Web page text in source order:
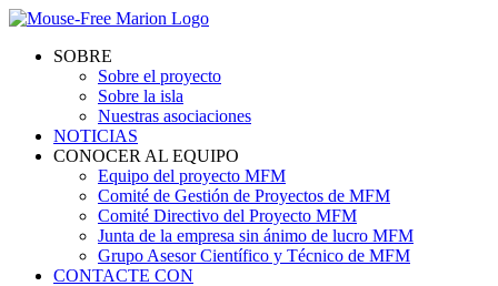
Skip
contentSOBRE
Sobre el proyecto
Sobre la isla
Nuestras asociaciones
NOTICIAS
CONOCER AL EQUIPO
Equipo del proyecto MFM
Comité de Gestión de Proyectos de MFM
Comité Directivo del Proyecto MFM
Junta de la empresa sin ánimo de lucro MFM
Grupo Asesor Científico y Técnico de MFM
CONTACTE CON